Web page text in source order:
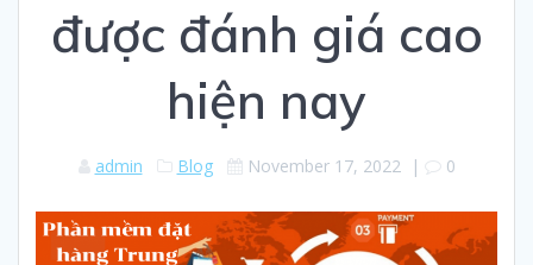
được đánh giá cao
hiện nay
admin Blog November 17, 2022 | 0